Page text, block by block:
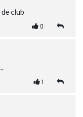
club
0
1